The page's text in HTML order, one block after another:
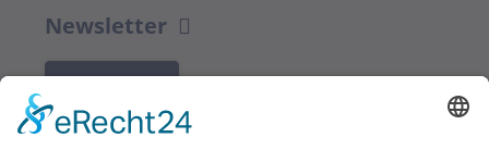
Newsletter